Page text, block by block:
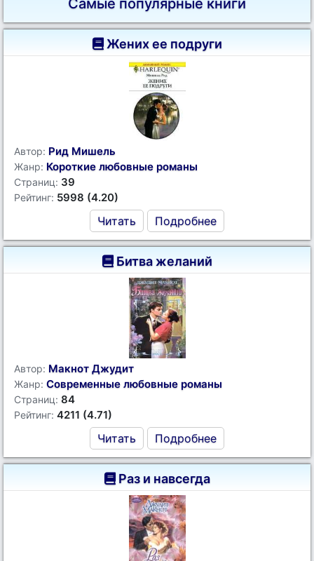
Самые популярные книги
Жених ее подруги
Автор: Рид Мишель
Жанр: Короткие любовные романы
Страниц: 39
Рейтинг: 5998 (4.20)
Читать Подробнее
Битва желаний
Автор: Макнот Джудит
Жанр: Современные любовные романы
Страниц: 84
Рейтинг: 4211 (4.71)
Читать Подробнее
Раз и навсегда